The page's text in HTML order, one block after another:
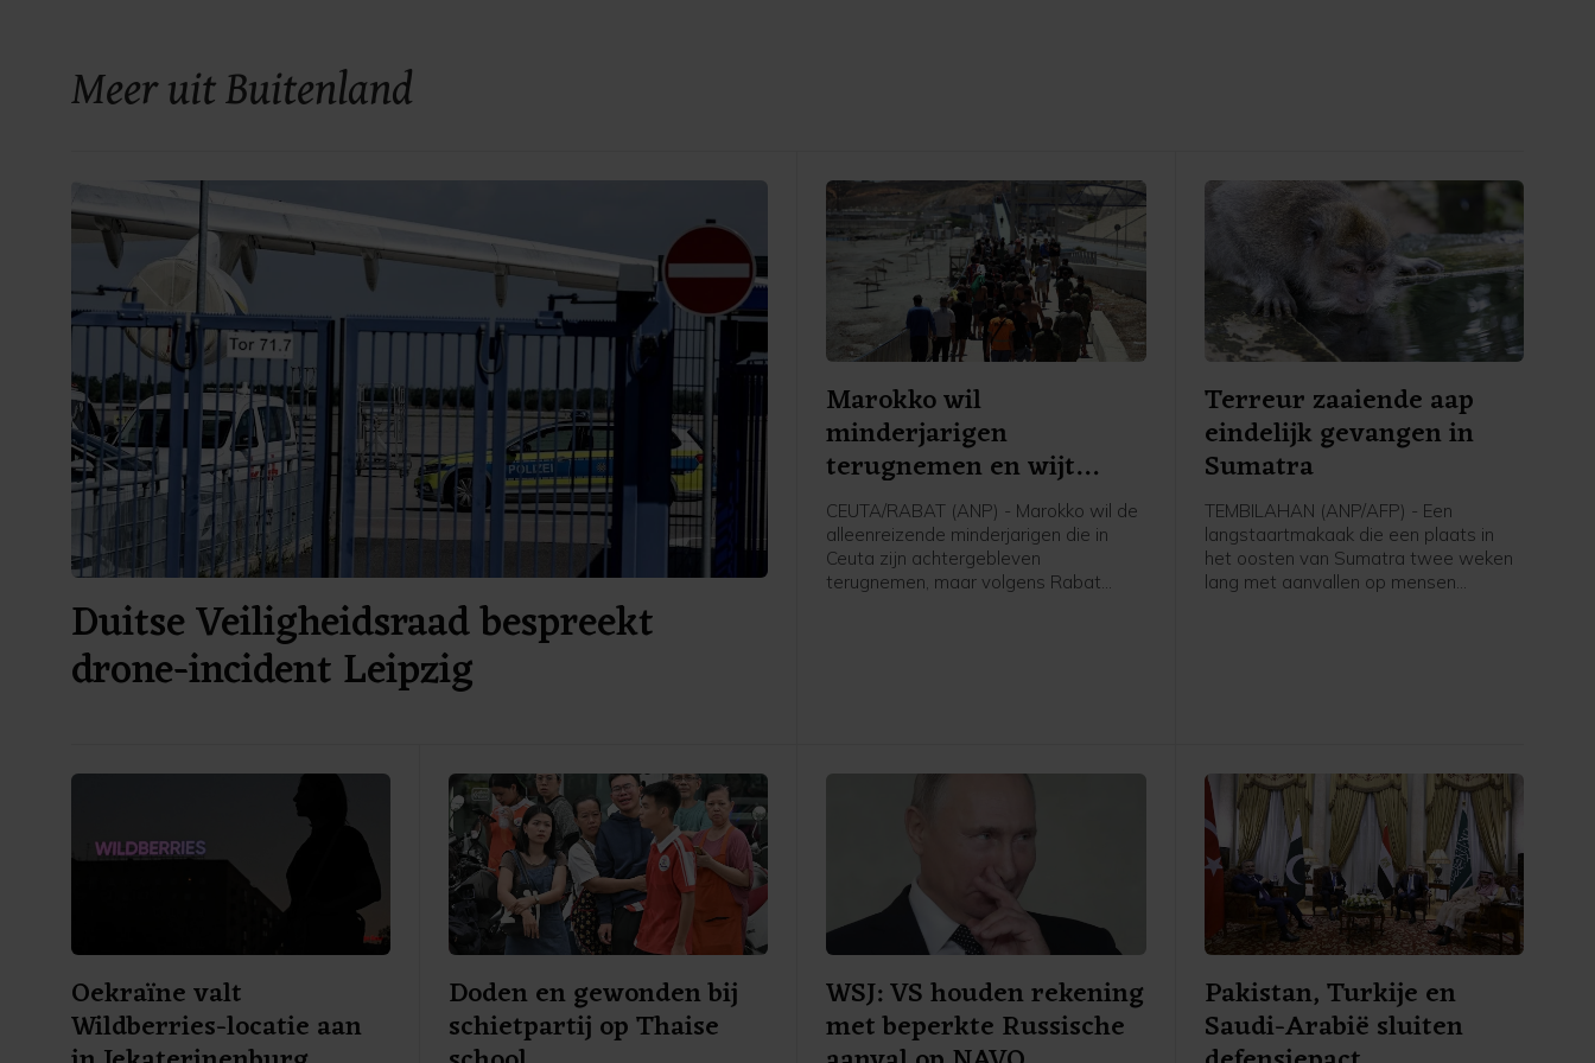
Meer uit Buitenland
Duitse Veiligheidsraad bespreekt
drone-incident Leipzig
Marokko wil
minderjarigen
terugnemen en wijt
problemen aan Spanje
CEUTA/RABAT (ANP) - Marokko wil de
alleenreizende minderjarigen die in
Ceuta zijn achtergebleven
terugnemen, maar volgens Rabat
Terreur zaaiende aap
eindelijk gevangen in
Sumatra
TEMBILAHAN (ANP/AFP) - Een
langstaartmakaak die een plaats in
het oosten van Sumatra twee weken
lang met aanvallen op mensen
Oekraïne valt
Wildberries-locatie aan
Doden en gewonden bij
schietpartij op Thaise
WSJ: VS houden rekening
met beperkte Russische
Pakistan, Turkije en
Saudi-Arabië sluiten